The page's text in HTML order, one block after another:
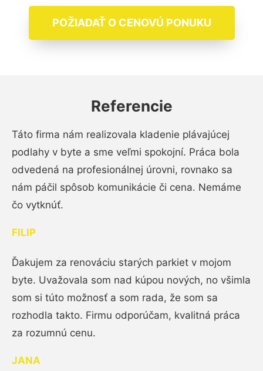
POŽIADAŤ O CENOVÚ PONUKU
Referencie
Táto firma nám realizovala kladenie plávajúcej
podlahy v byte a sme veľmi spokojní. Práca bola
odvedená na profesionálnej úrovni, rovnako sa
nám páčil spôsob komunikácie či cena. Nemáme
čo vytknúť.
FILIP
Ďakujem za renováciu starých parkiet v mojom
byte. Uvažovala som nad kúpou nových, no všimla
som si túto možnosť a som rada, že som sa
rozhodla takto. Firmu odporúčam, kvalitná práca
za rozumnú cenu.
JANA